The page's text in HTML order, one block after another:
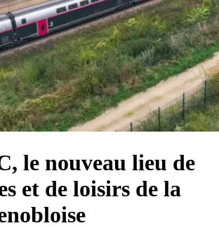
le nouveau lieu de
et de loisirs de la